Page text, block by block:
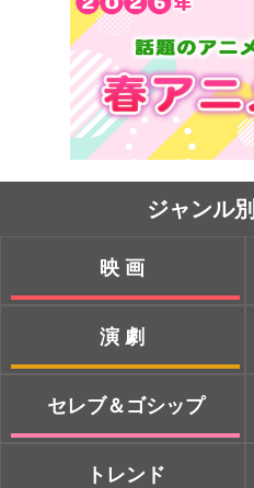
ジャンル
映画
演劇
セレブ＆ゴシップ
トレンド